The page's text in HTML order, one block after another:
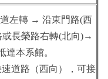
左轉 → 沿東門路(西
或長榮路右轉(北向)→
達本系館。
道路（西向），可接